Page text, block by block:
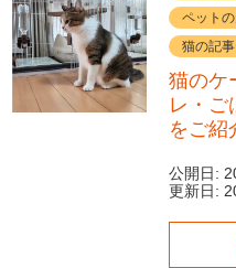
ペットの
猫の記事
猫のケ
レ・ご
をご紹
公開日:
更新日: